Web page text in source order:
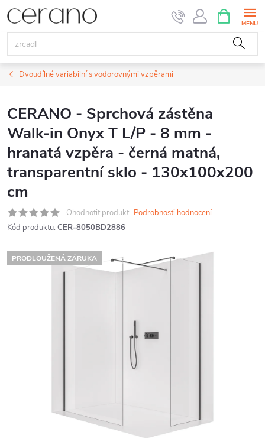
Přejít
na
obsah
NÁKUPNÍ
KOŠÍK
Dvoudílné variabilní s vodorovnými vzpěrami
CERANO - Sprchová zástěna
Walk-in Onyx T L/P - 8 mm -
hranatá vzpěra - černá matná,
transparentní sklo - 130x100x200
cm
Ohodnotit produkt Podrobnosti hodnocení
Kód produktu: CER-8050BD2886
PRODLOUŽENÁ ZÁRUKA